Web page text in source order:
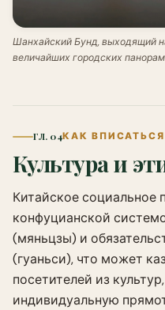
Шанхайский Бунд, выходящий
величайших городских
ГЛ. 04КАК ВПИСАТЬСЯ
Культура и
Китайское социальное
конфуцианской
(мяньцзы) и
(гуаньси), что может
посетителей из
индивидуальную